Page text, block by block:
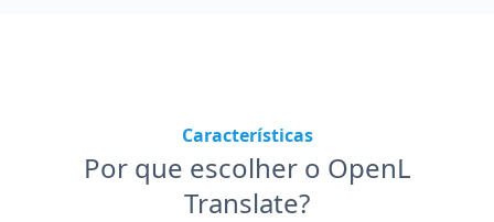
Características
Por que escolher o OpenL
Translate?